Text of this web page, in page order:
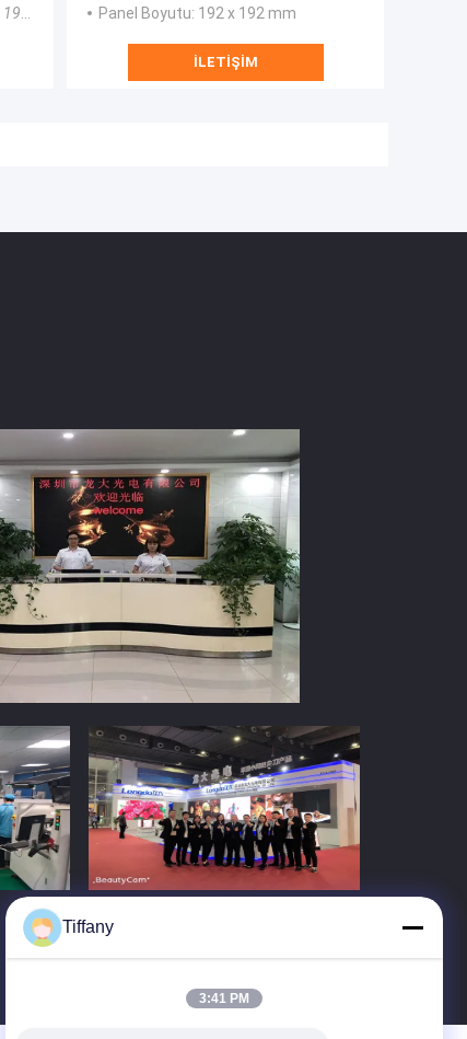
196V ~ 264V 196V ~ 264V
Panel Boyutu: 192 x 192 mm
İLETIŞIM
Tiffany
3:41 PM